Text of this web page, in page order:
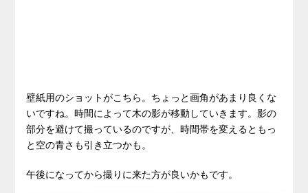
壁紙用のショットがこちら。ちょっと画角があまり良くな
いですね。時間によって木の影が移動していきます。影の
部分を避けて撮っているのですが、時間帯を変えるともっ
と空の青さも引き立つかも。
午後になってから撮りに来た方が良いかもです。